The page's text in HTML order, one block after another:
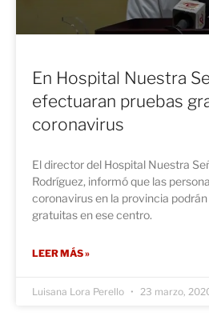
En Hospital Nuestra
efectuaran pruebas
coronavirus
El director del Hospital Nuestra
Rodríguez, informó que las
coronavirus en la provincia
gratuitas en ese centro.
LEER MÁS »
Luisana Lora Perello 23 marzo,